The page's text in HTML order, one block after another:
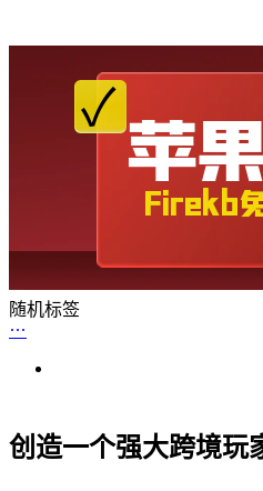
随机标签
创造一个强大跨境玩